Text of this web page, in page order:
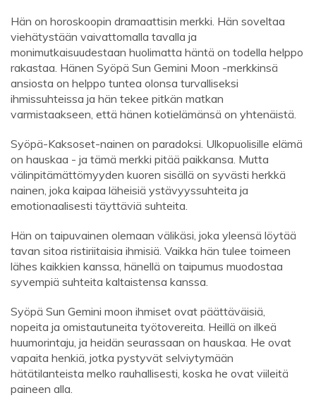
Hän on horoskoopin dramaattisin merkki. Hän soveltaa
viehätystään vaivattomalla tavalla ja
monimutkaisuudestaan ​​huolimatta häntä on todella helppo
rakastaa. Hänen Syöpä Sun Gemini Moon -merkkinsä
ansiosta on helppo tuntea olonsa turvalliseksi
ihmissuhteissa ja hän tekee pitkän matkan
varmistaakseen, että hänen kotielämänsä on yhtenäistä.
Syöpä-Kaksoset-nainen on paradoksi. Ulkopuolisille elämä
on hauskaa - ja tämä merkki pitää paikkansa. Mutta
välinpitämättömyyden kuoren sisällä on syvästi herkkä
nainen, joka kaipaa läheisiä ystävyyssuhteita ja
emotionaalisesti täyttäviä suhteita.
Hän on taipuvainen olemaan välikäsi, joka yleensä löytää
tavan sitoa ristiriitaisia ​​ihmisiä. Vaikka hän tulee toimeen
lähes kaikkien kanssa, hänellä on taipumus muodostaa
syvempiä suhteita kaltaistensa kanssa.
Syöpä Sun Gemini moon ihmiset ovat päättäväisiä,
nopeita ja omistautuneita työtovereita. Heillä on ilkeä
huumorintaju, ja heidän seurassaan on hauskaa. He ovat
vapaita henkiä, jotka pystyvät selviytymään
hätätilanteista melko rauhallisesti, koska he ovat viileitä
paineen alla.